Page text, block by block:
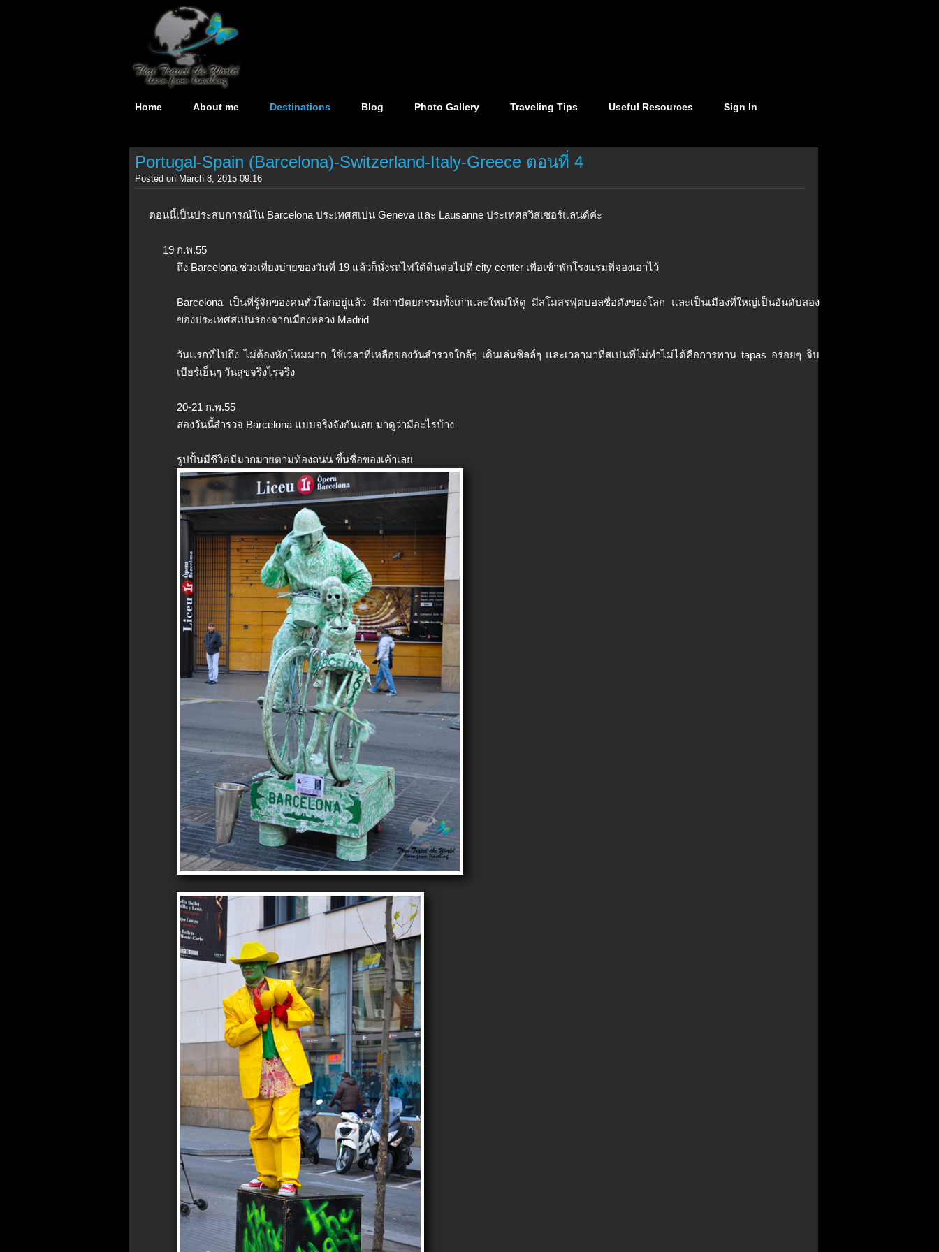
Home About me Destinations Blog Photo Gallery Traveling Tips Useful Resources Sign In
Portugal-Spain (Barcelona)-Switzerland-Italy-Greece ตอนที่ 4
Posted on March 8, 2015 09:16
ตอนนี้เป็นประสบการณ์ใน Barcelona ประเทศสเปน Geneva และ Lausanne ประเทศสวิสเซอร์แลนด์ค่ะ
19 ก.พ.​55
ถึง Barcelona ช่วงเที่ยงบ่ายของวันที่ 19 แล้วก็นั่งรถไฟใต้ดินต่อไปที่ city center เพื่อเข้าพักโรงแรมที่จองเอาไว้
Barcelona เป็นที่รู้จักของคนทั่วโลกอยู่แล้ว มีสถาปัตยกรรมทั้งเก่าและใหม่ให้ดู มีสโมสรฟุตบอลชื่อดังของโลก และเป็นเมืองที่ใหญ่เป็นอันดับสอง
ของประเทศสเปนรองจากเมืองหลวง Madrid
วันแรกที่ไปถึง ไม่ต้องหักโหมมาก ใช้เวลาที่เหลือของวันสำรวจใกล้ๆ เดินเล่นชิลล์ๆ และเวลามาที่สเปนที่ไม่ทำไม่ได้คือการทาน tapas อร่อยๆ จิบ
เบียร์เย็นๆ วันสุขจริงไรจริง
20-21 ก.พ.​55
สองวันนี้สำรวจ Barcelona แบบจริงจังกันเลย มาดูว่ามีอะไรบ้าง
รูปปั้นมีชีวิตมีมากมายตามท้องถนน ขึ้นชื่อของเค้าเลย